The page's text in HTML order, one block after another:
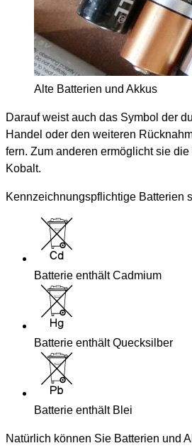
Alte Batterien und Akkus
Darauf weist auch das Symbol der
Handel oder den weiteren
fern. Zum anderen ermöglicht sie
Kobalt.
Kennzeichnungspflichtige Batterien
Batterie enthält Cadmium
Batterie enthält Quecksilber
Batterie enthält Blei
Natürlich können Sie Batterien und